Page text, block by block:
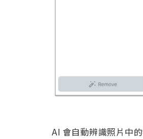
AI 會自動辨識照片中